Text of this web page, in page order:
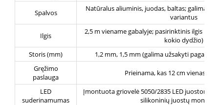
Spalvos
Natūralus aliuminis, juodas, baltas; galima
variantus
Ilgis
2,5 m viename gabalyje; pasirinktinis ilgis iki
kokio dydžio)
Storis (mm)
1,2 mm, 1,5 mm (galima užsakyti pagal
Gręžimo
paslauga
Prieinama, kas 12 cm vienas
LED
suderinamumas
Įmontuota griovelė 5050/2835 LED juostoms,
silikoninių juostų